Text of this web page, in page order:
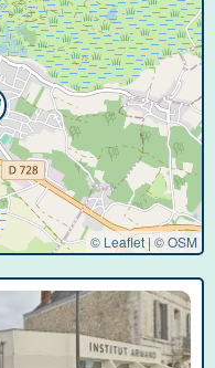
© Leaflet |©OSM